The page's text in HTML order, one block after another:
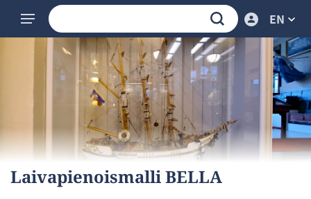
EN
Laivapienoismalli BELLA